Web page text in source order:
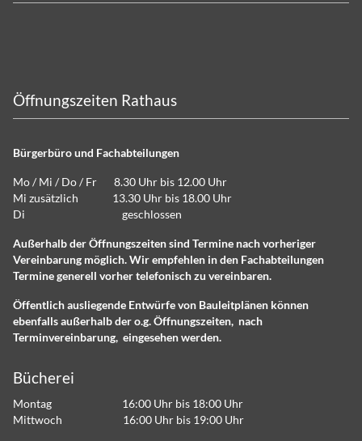
Öffnungszeiten Rathaus
Bürgerbüro und Fachabteilungen
Mo / Mi / Do / Fr 8.30 Uhr bis 12.00 Uhr
Mi zusätzlich 13.30 Uhr bis 18.00 Uhr
Di geschlossen
Außerhalb der Öffnungszeiten sind Termine nach vorheriger
Vereinbarung möglich. Wir empfehlen in den Fachabteilungen
Termine generell vorher telefonisch zu vereinbaren.
Öffentlich ausliegende Entwürfe von Bauleitplänen können
ebenfalls außerhalb der o.g. Öffnungszeiten, nach
Terminvereinbarung, eingesehen werden.
Bücherei
Montag 16:00 Uhr bis 18:00 Uhr
Mittwoch 16:00 Uhr bis 19:00 Uhr